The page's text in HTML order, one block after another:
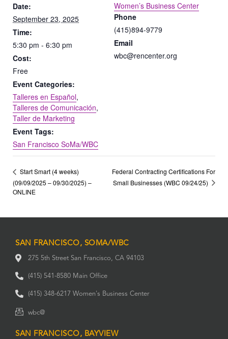
Date:
September 23, 2025
Time:
5:30 pm - 6:30 pm
Cost:
Free
Event Categories:
Talleres en Español,
Talleres de Comunicación,
Taller de Marketing
Event Tags:
San Francisco SoMa/WBC
Women’s Business Center
Phone
(415)894-9779
Email
wbc@rencenter.org
Start Smart (4 weeks)
(09/09/2025 – 09/30/2025) –
ONLINE
Federal Contracting Certifications For
Small Businesses (WBC 09/24/25)
SAN FRANCISCO, SOMA/WBC
275 5th Street San Francisco, CA 94103
(415) 541-8580 Main Office
(415) 348-6217 Women's Business Center
wbc@
SAN FRANCISCO, BAYVIEW